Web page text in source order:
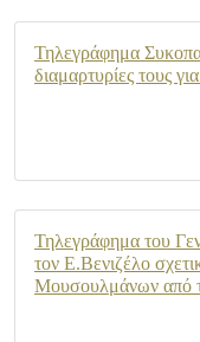
Τηλεγράφημα
διαμαρτυρίες τους
Τηλεγράφημα του
τον Ε.Βενιζέλο
Μουσουλμάνων από